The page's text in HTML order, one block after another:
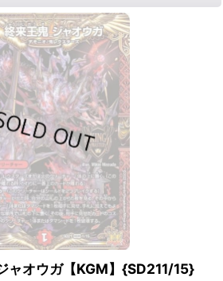
ャオウガ【KGM】{SD211/15}